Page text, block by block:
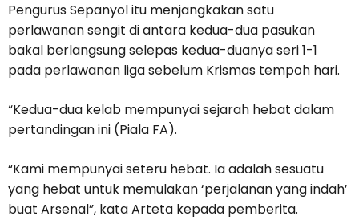
Pengurus Sepanyol itu menjangkakan satu
perlawanan sengit di antara kedua-dua pasukan
bakal berlangsung selepas kedua-duanya seri 1-1
pada perlawanan liga sebelum Krismas tempoh hari.
“Kedua-dua kelab mempunyai sejarah hebat dalam
pertandingan ini (Piala FA).
“Kami mempunyai seteru hebat. Ia adalah sesuatu
yang hebat untuk memulakan ‘perjalanan yang indah’
buat Arsenal”, kata Arteta kepada pemberita.